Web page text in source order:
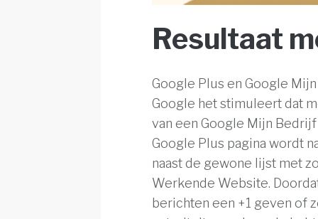
Resultaat
Google Plus en Google
Google het stimuleert dat
van een Google Mijn
Google Plus pagina wordt
naast de gewone lijst met
Werkende Website.
berichten een +1 geven of